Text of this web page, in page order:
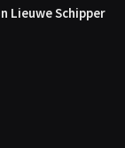
Lieuwe Schipper